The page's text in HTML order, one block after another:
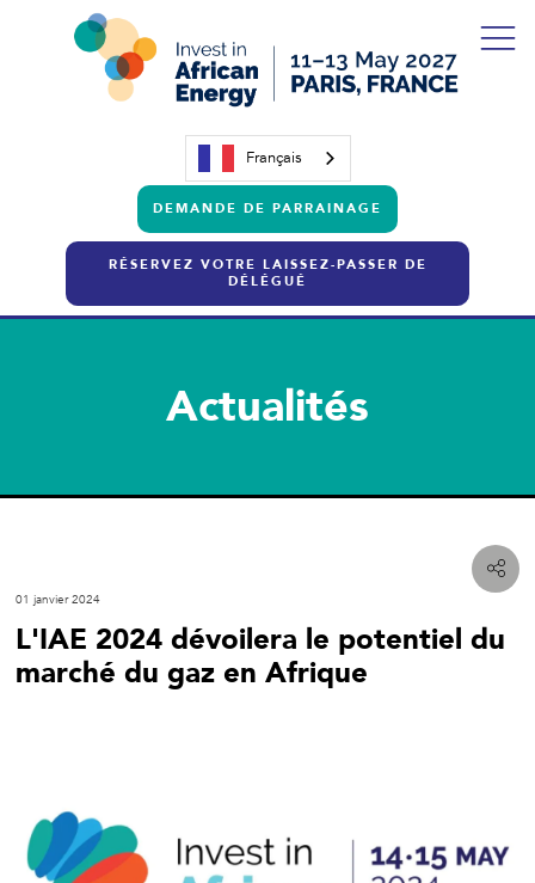
Français
DEMANDE DE PARRAINAGE
RÉSERVEZ VOTRE LAISSEZ-PASSER DE
DÉLÉGUÉ
Actualités
01 janvier 2024
L'IAE 2024 dévoilera le potentiel du
marché du gaz en Afrique